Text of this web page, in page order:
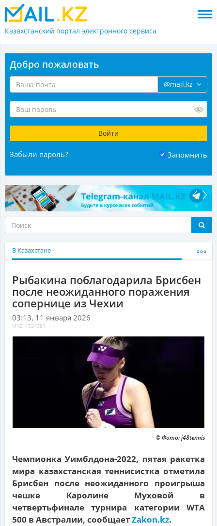
Казахстанский портал электронного сервиса
Добро пожаловать
@mail.kz
Забыли пароль? Запомнить
В Казахстане
Рыбакина поблагодарила Брисбен
после неожиданного поражения
сопернице из Чехии
03:13, 11 января 2026
MKZ: 1524384
© Фото: j48tennis
Чемпионка Уимблдона-2022, пятая ракетка
мира казахстанская теннисистка отметила
Брисбен после неожиданного проигрыша
чешке Каролине Муховой в
четвертьфинале турнира категории WTA
500 в Австралии, сообщаетZakon.kz.